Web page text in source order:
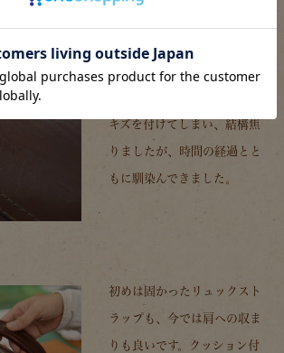
キズを付けてしまい、結構焦
りましたが、時間の経過とと
もに馴染んできました。
初めは固かったリュックスト
ラップも、今では肩への収ま
りも良いです。クッション付